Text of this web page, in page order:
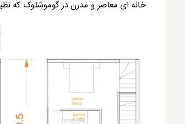
خانه ای معاصر و مدرن در گوموشلوک که